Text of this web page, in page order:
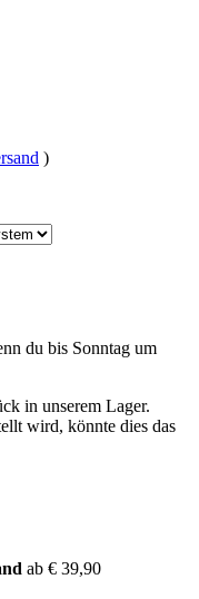
)
du bis Sonntag um
in unserem Lager.
wird, könnte dies das
ab € 39,90